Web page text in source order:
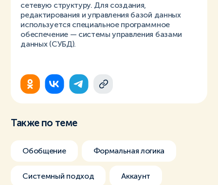
сетевую структуру. Для создания,
редактирования и управления базой данных
используется специальное программное
обеспечение — системы управления базами
данных (СУБД).
Также по теме
Обобщение Формальная логика
Системный подход Аккаунт